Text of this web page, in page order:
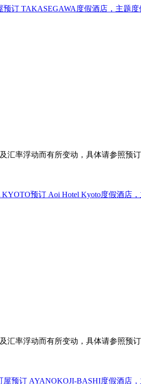
汇率浮动而有所变动，具体请参照预
汇率浮动而有所变动，具体请参照预